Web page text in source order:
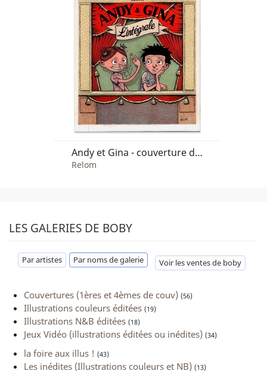
Andy et Gina - couverture de l'intégrale
Relom
LES GALERIES DE BOBY
Par artistes Par noms de galerie Voir les ventes de boby
Couvertures (1ères et 4èmes de couv) (56)
Illustrations couleurs éditées (19)
Illustrations N&B éditées (18)
Jeux Vidéo (illustrations éditées ou inédites) (34)
la foire aux illus ! (43)
Les inédites (Illustrations couleurs et NB) (13)